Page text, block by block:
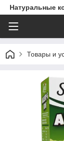
Натуральные
Товары и